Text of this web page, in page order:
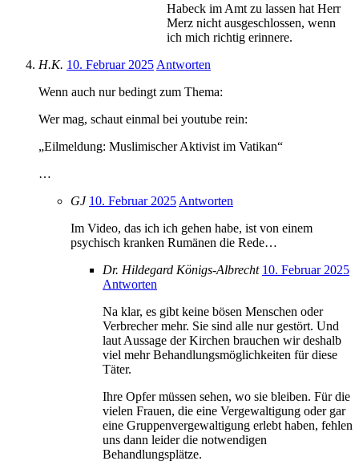
Habeck im Amt zu lassen hat Herr
Merz nicht ausgeschlossen, wenn
ich mich richtig erinnere.
H.K. 10. Februar 2025 Antworten
Wenn auch nur bedingt zum Thema:
Wer mag, schaut einmal bei youtube rein:
„Eilmeldung: Muslimischer Aktivist im Vatikan“
…
GJ 10. Februar 2025 Antworten
Im Video, das ich ich gehen habe, ist von einem
psychisch kranken Rumänen die Rede…
Dr. Hildegard Königs-Albrecht 10. Februar 2025
Antworten
Na klar, es gibt keine bösen Menschen oder
Verbrecher mehr. Sie sind alle nur gestört. Und
laut Aussage der Kirchen brauchen wir deshalb
viel mehr Behandlungsmöglichkeiten für diese
Täter.
Ihre Opfer müssen sehen, wo sie bleiben. Für die
vielen Frauen, die eine Vergewaltigung oder gar
eine Gruppenvergewaltigung erlebt haben, fehlen
uns dann leider die notwendigen
Behandlungsplätze.